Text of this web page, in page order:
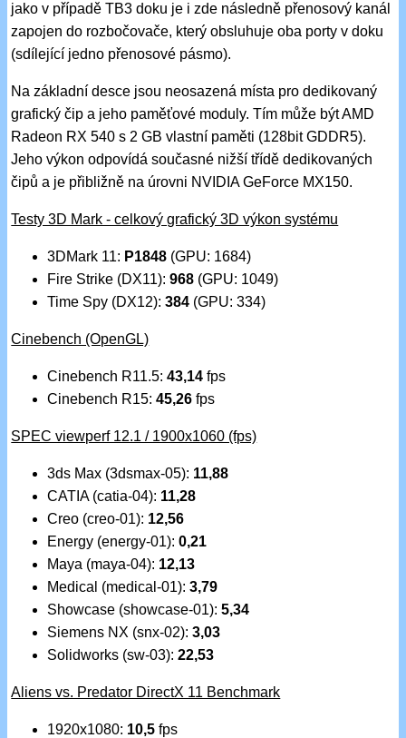
jako v případě TB3 doku je i zde následně přenosový kanál
zapojen do rozbočovače, který obsluhuje oba porty v doku
(sdílející jedno přenosové pásmo).
Na základní desce jsou neosazená místa pro dedikovaný
grafický čip a jeho paměťové moduly. Tím může být AMD
Radeon RX 540 s 2 GB vlastní paměti (128bit GDDR5).
Jeho výkon odpovídá současné nižší třídě dedikovaných
čipů a je přibližně na úrovni NVIDIA GeForce MX150.
Testy 3D Mark - celkový grafický 3D výkon systému
3DMark 11: P1848 (GPU: 1684)
Fire Strike (DX11):968 (GPU: 1049)
Time Spy (DX12):384 (GPU: 334)
Cinebench (OpenGL)
Cinebench R11.5:43,14 fps
Cinebench R15:45,26 fps
SPEC viewperf 12.1 / 1900x1060 (fps)
3ds Max (3dsmax-05): 11,88
CATIA (catia-04): 11,28
Creo (creo-01): 12,56
Energy (energy-01):0,21
Maya (maya-04): 12,13
Medical (medical-01):3,79
Showcase (showcase-01):5,34
Siemens NX (snx-02):3,03
Solidworks (sw-03):22,53
Aliens vs. Predator DirectX 11 Benchmark
1920x1080: 10,5 fps